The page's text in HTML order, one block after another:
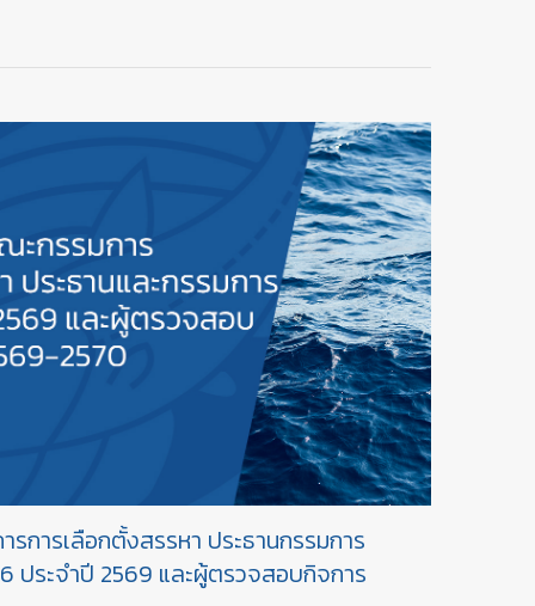
การเลือกตั้งสรรหา ประธานกรรมการ
ประจำปี 2569 และผู้ตรวจสอบกิจการ